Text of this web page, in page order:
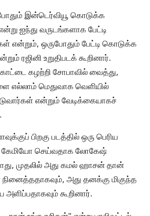
இன்டெர்வியூ கொடுக்க
ஐந்து வருடங்களாக பேட்டி
என்றும், ஒருபோதும் பேட்டி கொடுக்க
ரஜினி உறுதிபடக் கூறினார்.
கோட்டை கழற்றி சோபாவில் வைத்து,
எல்லாம் மெதுவாக வெளியில்
என்றும் வேடிக்கையாகச்
பிறகு படத்தில் ஒரு பெரிய
கேமியோ செய்வதாக லோகேஷ்
முதலில் அது கமல் ஹாசன் தான்
அது தனக்கு மிகுந்த
அளிப்பதாகவும் கூறினார்.